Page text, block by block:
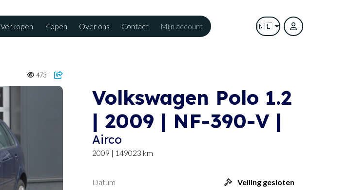
Verkopen Kopen Over ons Contact Mijn account 🇳🇱
473
Volkswagen Polo 1.2
| 2009 | NF-390-V |
Airco
2009 | 149023 km
Datum Veiling gesloten